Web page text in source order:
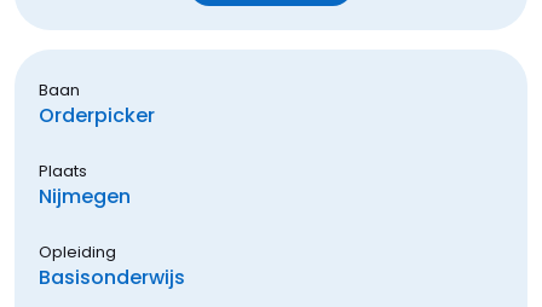
Baan
Orderpicker
Plaats
Nijmegen
Opleiding
Basisonderwijs